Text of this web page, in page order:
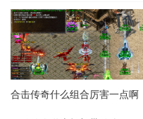
合击传奇什么组合厉害一点啊